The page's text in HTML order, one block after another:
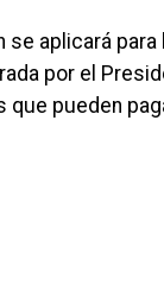
se aplicará
por el
pueden